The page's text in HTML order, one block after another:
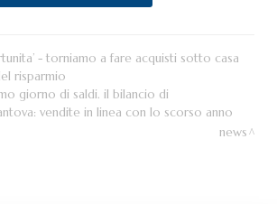
- torniamo a fare acquisti sotto casa
risparmio
giorno di saldi. il bilancio di
vendite in linea con lo scorso anno
news